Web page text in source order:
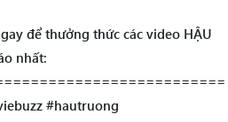
để thưởng thức các video HẬU
nhất:
#hautruong